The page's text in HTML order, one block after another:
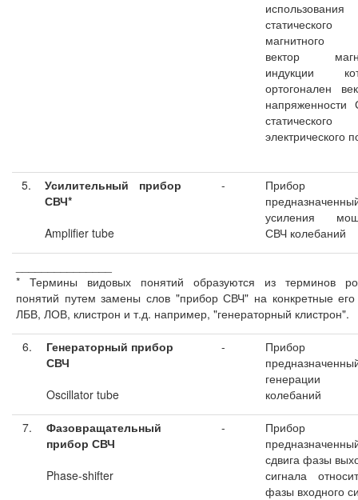
использования
статического
магнитного
вектор
индукции
ортогонален
статического
электрического
5.
Усилительный прибор
СВЧ*
Amplifier tube
-
Прибор
усиления
СВЧ колебаний
* Термины видовых понятий образуются из терминов
понятий путем замены слов "прибор СВЧ" на конкретные
ЛБВ, ЛОВ, клистрон и т.д. например, "генераторный клистрон".
6.
Генераторный прибор
СВЧ
Oscillator tube
-
Прибор
колебаний
7.
Фазовращательный
прибор СВЧ
Phase-shifter
-
Прибор
сдвига фазы
сигнала
фазы входного